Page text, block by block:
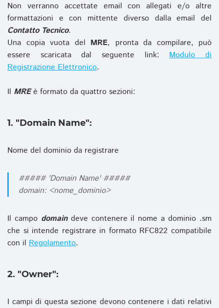
Non verranno accettate email con allegati e/o altre
formattazioni e con mittente diverso dalla email del
Contatto Tecnico.
Una copia vuota del MRE, pronta da compilare, può
essere scaricata dal seguente link:Modulo di
Registrazione Elettronico.
Il MREè formato da quattro sezioni:
1. "Domain Name":
Nome del dominio da registrare
##### 'Domain Name' #####
domain: <nome_dominio>
Il campo domaindeve contenere il nome a dominio .sm
che si intende registrare in formato RFC822 compatibile
con il Regolamento.
2. "Owner":
I campi di questa sezione devono contenere i dati relativi